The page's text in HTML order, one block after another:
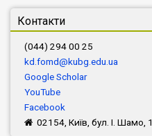
Контакти
(044) 294 00 25
kd.fomd@kubg.edu.ua
Google Scholar
YouTube
Facebook
02154, Київ, бул. І. Шамо,